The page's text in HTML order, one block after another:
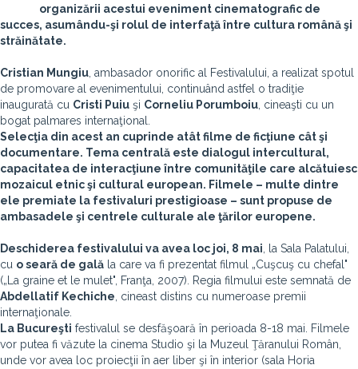
organizării acestui eveniment cinematografic de
succes, asumându-şi rolul de interfaţă între cultura română şi
străinătate.
Cristian Mungiu , ambasador onorific al Festivalului, a realizat spotul
de promovare al evenimentului, continuând astfel o tradiţie
inaugurată cu Cristi Puiu şi Corneliu Porumboiu , cineaşti cu un
bogat palmares internaţional.
Selecţia din acest an cuprinde atât filme de ficţiune cât şi
documentare. Tema centrală este dialogul intercultural,
capacitatea de interacţiune între comunităţile care alcătuiesc
mozaicul etnic şi cultural european. Filmele – multe dintre
ele premiate la festivaluri prestigioase – sunt propuse de
ambasadele şi centrele culturale ale ţărilor europene.
Deschiderea festivalului va avea loc joi, 8 mai , la Sala Palatului,
cu o seară de gală la care va fi prezentat filmul „Cuşcuş cu chefal"
(„La graine et le mulet", Franţa, 2007). Regia filmului este semnată de
Abdellatif Kechiche , cineast distins cu numeroase premii
internaţionale.
La Bucureşti festivalul se desfăşoară în perioada 8-18 mai. Filmele
vor putea fi văzute la cinema Studio şi la Muzeul Ţăranului Român,
unde vor avea loc proiecţii în aer liber şi în interior (sala Horia